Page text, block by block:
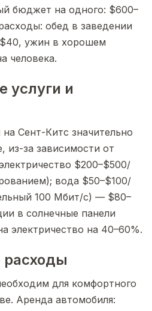
бюджет на одного: $600–
обед в заведении
ужин в хорошем
человека.
услуги и
Сент-Китс значительно
из-за зависимости от
$200–$500/
вода $50–$100/
100 Мбит/с) — $80–
в солнечные панели
электричество на 40–60%.
расходы
для комфортного
Аренда автомобиля: